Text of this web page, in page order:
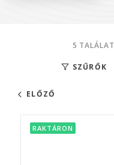
5
SZŰRŐK
ELŐZŐ
RAKTÁRON